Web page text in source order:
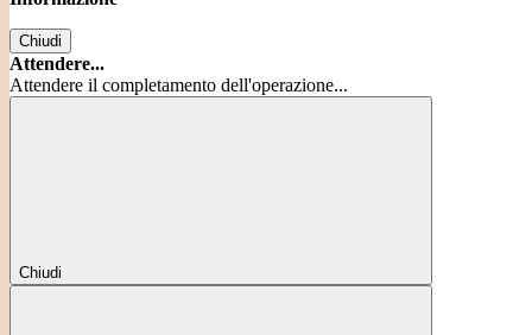
Chiudi
Attendere...
Attendere il completamento dell'operazione...
Chiudi